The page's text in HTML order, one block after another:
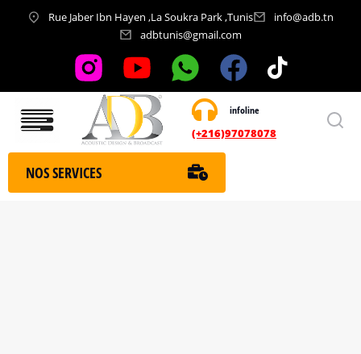
Rue Jaber Ibn Hayen ,La Soukra Park ,Tunis
info@adb.tn
adbtunis@gmail.com
infoline
(+216)97078078
Nos services
NOS SERVICES